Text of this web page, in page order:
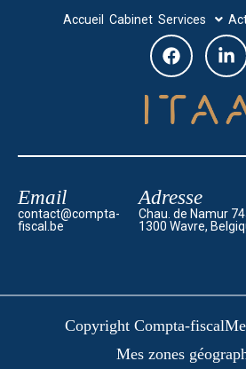
Accueil Cabinet Services
Email
contact@compta-
fiscal.be
Adresse
Chau. de Namur
1300 Wavre,
Copyright Compta-fiscal
Mes zones